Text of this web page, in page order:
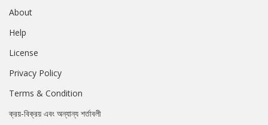
About
Help
License
Privacy Policy
Terms & Condition
ক্রয়-বিক্রয় এবং অন্যান্য শর্তাবলী